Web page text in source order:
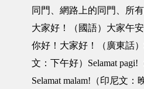
同門、網路上的同門、所
大家好！（國語）大家午
你好！大家好！（廣東話）
文：下午好）Selamat pagi!
Selamat malam!（印尼文：